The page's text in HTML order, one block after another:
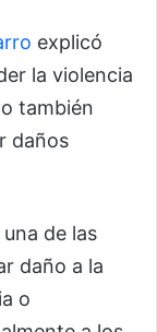
explicó
la violencia
también
daños
de las
daño a la
o